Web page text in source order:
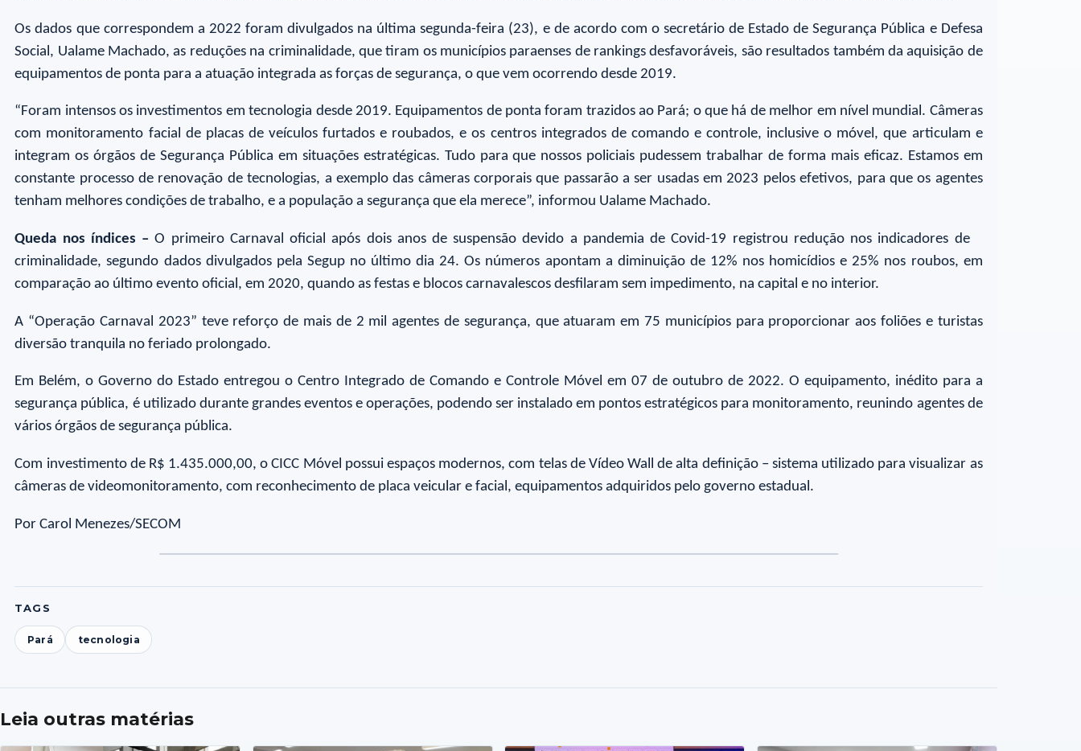
Os dados que correspondem a 2022 foram divulgados na última segunda-feira (23), e de acordo com o secretário de Estado de Segurança Pública e Defesa
Social, Ualame Machado, as reduções na criminalidade, que tiram os municípios paraenses de rankings desfavoráveis, são resultados também da aquisição de
equipamentos de ponta para a atuação integrada as forças de segurança, o que vem ocorrendo desde 2019.
“Foram intensos os investimentos em tecnologia desde 2019. Equipamentos de ponta foram trazidos ao Pará; o que há de melhor em nível mundial. Câmeras
com monitoramento facial de placas de veículos furtados e roubados, e os centros integrados de comando e controle, inclusive o móvel, que articulam e
integram os órgãos de Segurança Pública em situações estratégicas. Tudo para que nossos policiais pudessem trabalhar de forma mais eficaz. Estamos em
constante processo de renovação de tecnologias, a exemplo das câmeras corporais que passarão a ser usadas em 2023 pelos efetivos, para que os agentes
tenham melhores condições de trabalho, e a população a segurança que ela merece”, informou Ualame Machado.
Queda nos índices – O primeiro Carnaval oficial após dois anos de suspensão devido a pandemia de Covid-19 registrou redução nos indicadores de
criminalidade, segundo dados divulgados pela Segup no último dia 24. Os números apontam a diminuição de 12% nos homicídios e 25% nos roubos, em
comparação ao último evento oficial, em 2020, quando as festas e blocos carnavalescos desfilaram sem impedimento, na capital e no interior.
A “Operação Carnaval 2023” teve reforço de mais de 2 mil agentes de segurança, que atuaram em 75 municípios para proporcionar aos foliões e turistas
diversão tranquila no feriado prolongado.
Em Belém, o Governo do Estado entregou o Centro Integrado de Comando e Controle Móvel em 07 de outubro de 2022. O equipamento, inédito para a
segurança pública, é utilizado durante grandes eventos e operações, podendo ser instalado em pontos estratégicos para monitoramento, reunindo agentes de
vários órgãos de segurança pública.
Com investimento de R$ 1.435.000,00, o CICC Móvel possui espaços modernos, com telas de Vídeo Wall de alta definição – sistema utilizado para visualizar as
câmeras de videomonitoramento, com reconhecimento de placa veicular e facial, equipamentos adquiridos pelo governo estadual.
Por Carol Menezes/SECOM
TAGS
Pará tecnologia
Leia outras matérias